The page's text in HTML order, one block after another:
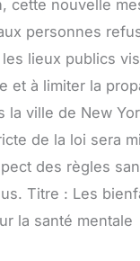
cette nouvelle
personnes
lieux publics
et à limiter la
la ville de New
de la loi sera
des règles
Titre : Les
la santé mentale